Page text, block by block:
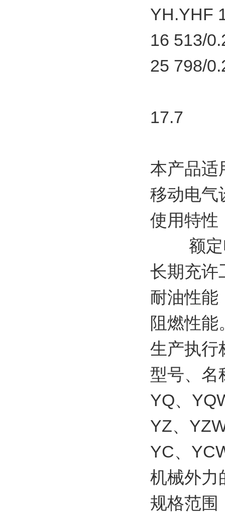
YH.YHF
16 513/
25 798/
17.7
本产品适
移动电气
使用特性
额定电
长期充许
耐油性能
阻燃性能
生产执
型号、名
YQ、
YZ、
YC、
机械外力
规格范围